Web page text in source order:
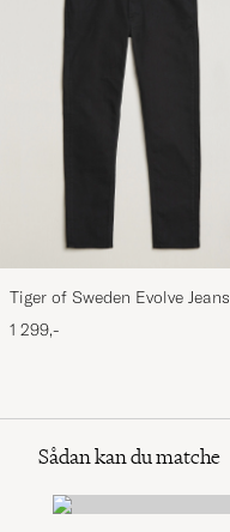
Tiger of Sweden Evolve Jeans
Forever Black
1 299,-
Sådan kan du matche